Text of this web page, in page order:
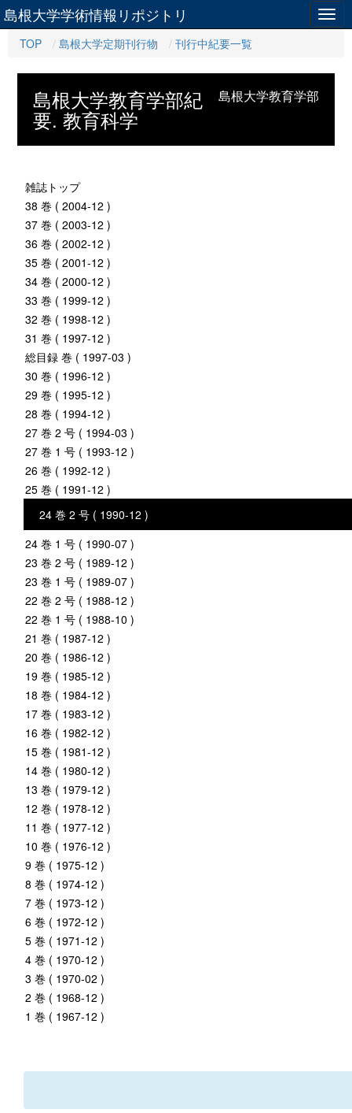
島根大学学術情報リポジトリ
TOP 島根大学定期刊行物 刊行中紀要一覧
島根大学教育学部
島根大学教育学部紀
要. 教育科学
雑誌トップ
38 巻 ( 2004-12 )
37 巻 ( 2003-12 )
36 巻 ( 2002-12 )
35 巻 ( 2001-12 )
34 巻 ( 2000-12 )
33 巻 ( 1999-12 )
32 巻 ( 1998-12 )
31 巻 ( 1997-12 )
総目録 巻 ( 1997-03 )
30 巻 ( 1996-12 )
29 巻 ( 1995-12 )
28 巻 ( 1994-12 )
27 巻 2 号 ( 1994-03 )
27 巻 1 号 ( 1993-12 )
26 巻 ( 1992-12 )
25 巻 ( 1991-12 )
24 巻 2 号 ( 1990-12 )
24 巻 1 号 ( 1990-07 )
23 巻 2 号 ( 1989-12 )
23 巻 1 号 ( 1989-07 )
22 巻 2 号 ( 1988-12 )
22 巻 1 号 ( 1988-10 )
21 巻 ( 1987-12 )
20 巻 ( 1986-12 )
19 巻 ( 1985-12 )
18 巻 ( 1984-12 )
17 巻 ( 1983-12 )
16 巻 ( 1982-12 )
15 巻 ( 1981-12 )
14 巻 ( 1980-12 )
13 巻 ( 1979-12 )
12 巻 ( 1978-12 )
11 巻 ( 1977-12 )
10 巻 ( 1976-12 )
9 巻 ( 1975-12 )
8 巻 ( 1974-12 )
7 巻 ( 1973-12 )
6 巻 ( 1972-12 )
5 巻 ( 1971-12 )
4 巻 ( 1970-12 )
3 巻 ( 1970-02 )
2 巻 ( 1968-12 )
1 巻 ( 1967-12 )